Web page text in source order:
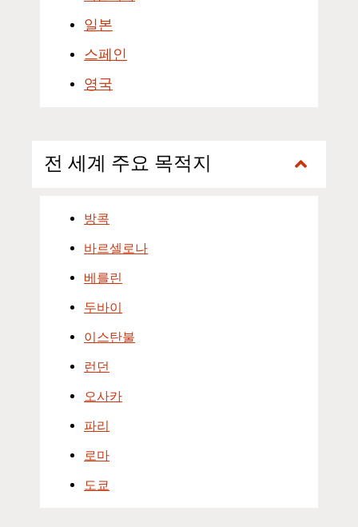
일본
스페인
영국
전 세계 주요 목적지
방콕
바르셀로나
베를린
두바이
이스탄불
런던
오사카
파리
로마
도쿄